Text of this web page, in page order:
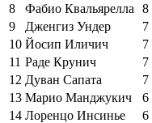
8
Фабио Квальярелла
8
9
Дженгиз Ундер
7
10 Йосип Иличич
7
11 Раде Крунич
7
12 Дуван Сапата
7
13 Марио Манджукич
6
14 Лоренцо Инсинье
6